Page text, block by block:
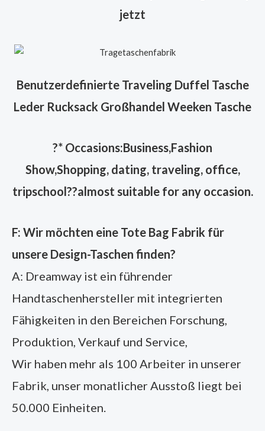
jetzt
Benutzerdefinierte Traveling Duffel Tasche
Leder Rucksack Großhandel Weeken Tasche
?* Occasions:Business,Fashion
Show,Shopping, dating, traveling, office,
tripschool??almost suitable for any occasion.
F: Wir möchten eine Tote Bag Fabrik für
unsere Design-Taschen finden?
A: Dreamway ist ein führender
Handtaschenhersteller mit integrierten
Fähigkeiten in den Bereichen Forschung,
Produktion, Verkauf und Service,
Wir haben mehr als 100 Arbeiter in unserer
Fabrik, unser monatlicher Ausstoß liegt bei
50.000 Einheiten.